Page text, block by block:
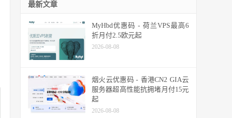
最新文章
MyHbd优惠码 - 荷兰VPS最高6
折月付2.5欧元起
2026-08-08
烟火云优惠码 - 香港CN2 GIA云
服务器超高性能抗拥堵月付15元
起
2026-08-08